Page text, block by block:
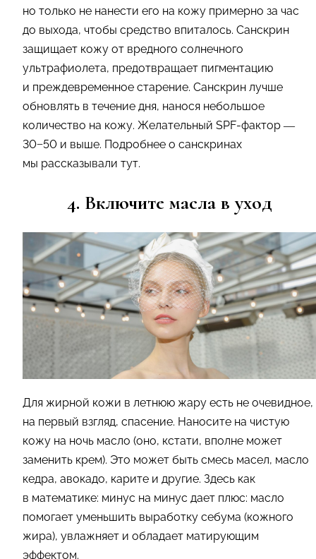
но только не нанести его на кожу примерно за час
до выхода, чтобы средство впиталось. Санскрин
защищает кожу от вредного солнечного
ультрафиолета, предотвращает пигментацию
и преждевременное старение. Санскрин лучше
обновлять в течение дня, нанося небольшое
количество на кожу. Желательный SPF-фактор —
30−50 и выше. Подробнее о санскринах
мы рассказывали тут.
4. Включите масла в уход
Для жирной кожи в летнюю жару есть не очевидное,
на первый взгляд, спасение. Наносите на чистую
кожу на ночь масло (оно, кстати, вполне может
заменить крем). Это может быть смесь масел, масло
кедра, авокадо, карите и другие. Здесь как
в математике: минус на минус дает плюс: масло
помогает уменьшить выработку себума (кожного
жира), увлажняет и обладает матирующим
эффектом.